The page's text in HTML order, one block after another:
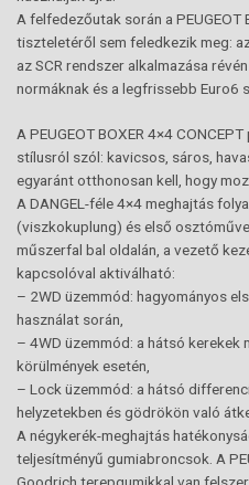
A felfedezőutak során a PEUGEOT
tiszteletéről sem feledkezik meg:
az SCR rendszer alkalmazása
normáknak és a legfrissebb Euro6
A PEUGEOT BOXER 4×4
stílusról szól: kavicsos, sáros,
egyaránt otthonosan kell, hogy
A DANGEL-féle 4×4 meghajtás
(viszkokuplung) és első
műszerfal bal oldalán, a vezető
kapcsolóval aktiválható:
– 2WD üzemmód: hagyományos
használat során,
– 4WD üzemmód: a hátsó
körülmények esetén,
– Lock üzemmód: a hátsó
helyzetekben és gödrökön való
A négykerék-meghajtás
teljesítményű gumiabroncsok. A